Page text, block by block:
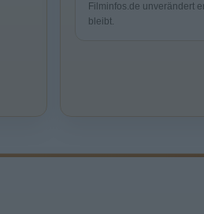
Filminfos.de unverändert
bleibt.